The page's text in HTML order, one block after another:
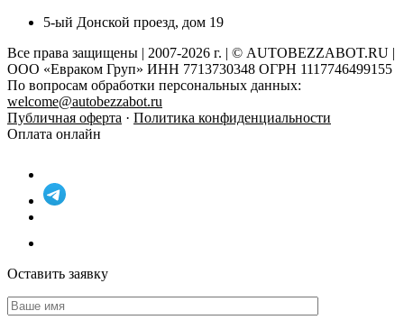
5-ый Донской проезд, дом 19
Все права защищены | 2007-2026 г. | © AUTOBEZZABOT.RU |
ООО «Евраком Груп» ИНН 7713730348 ОГРН 1117746499155
По вопросам обработки персональных данных:
welcome@autobezzabot.ru
Публичная оферта · Политика конфиденциальности
Оплата онлайн
Оставить заявку